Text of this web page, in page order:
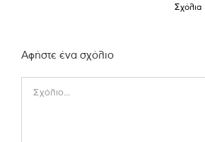
Σχόλια
Αφήστε ένα σχόλιο